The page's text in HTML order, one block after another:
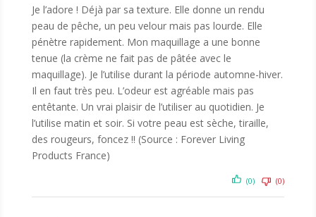
Je l’adore ! Déjà par sa texture. Elle donne un rendu
peau de pêche, un peu velour mais pas lourde. Elle
pénètre rapidement. Mon maquillage a une bonne
tenue (la crème ne fait pas de pâtée avec le
maquillage). Je l’utilise durant la période automne-hiver.
Il en faut très peu. L’odeur est agréable mais pas
entêtante. Un vrai plaisir de l’utiliser au quotidien. Je
l’utilise matin et soir. Si votre peau est sèche, tiraille,
des rougeurs, foncez !! (Source : Forever Living
Products France)
(0) (0)